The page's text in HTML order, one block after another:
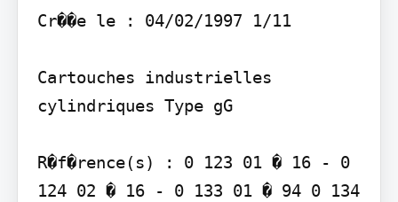
Cr��e le : 04/02/1997 1/11
Cartouches industrielles
cylindriques Type gG
R�f�rence(s) : 0 123 01 � 16 - 0
124 02 � 16 - 0 133 01 � 94 0 134